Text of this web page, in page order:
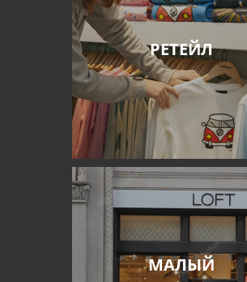
РЕТЕЙЛ
МАЛЫЙ